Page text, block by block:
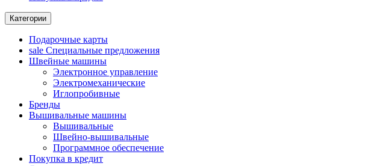
Категории
Подарочные карты
sale Специальные предложения
Швейные машины
Электронное управление
Электромеханические
Иглопробивные
Бренды
Вышивальные машины
Вышивальные
Швейно-вышивальные
Программное обеспечение
Покупка в кредит